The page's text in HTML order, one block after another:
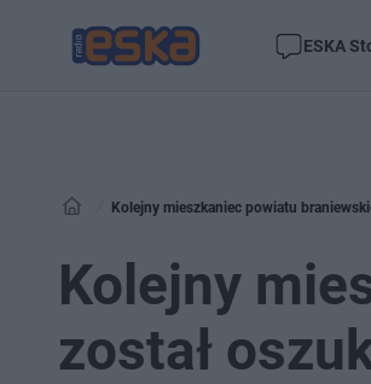
ESKA
Kolejny mieszkaniec powiatu
Kolejny
został